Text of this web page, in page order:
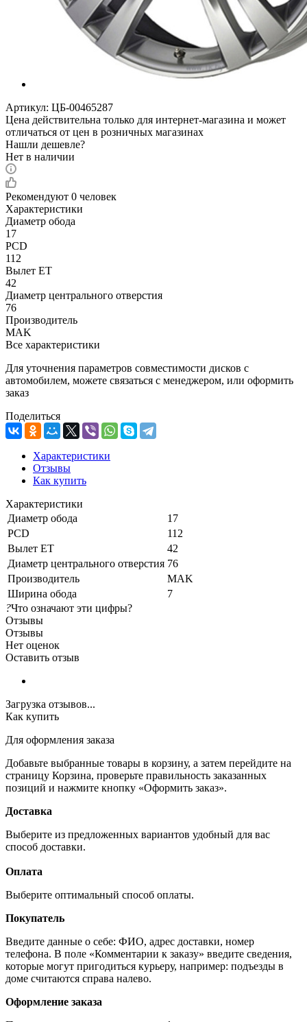
Артикул: ЦБ-00465287
Цена действительна только для интернет-магазина и может
отличаться от цен в розничных магазинах
Нашли дешевле?
Нет в наличии
Рекомендуют 0 человек
Характеристики
Диаметр обода
17
PCD
112
Вылет ET
42
Диаметр центрального отверстия
76
Производитель
MAK
Все характеристики
Для уточнения параметров совместимости дисков с
автомобилем, можете связаться с менеджером, или оформить
заказ
Поделиться
Характеристики
Отзывы
Как купить
Характеристики
Диаметр обода
17
PCD
112
Вылет ET
42
Диаметр центрального отверстия 76
Производитель
MAK
Ширина обода
7
?Что означают эти цифры?
Отзывы
Отзывы
Нет оценок
Оставить отзыв
Загрузка отзывов...
Как купить
Для оформления заказа
Добавьте выбранные товары в корзину, а затем перейдите на
страницу Корзина, проверьте правильность заказанных
позиций и нажмите кнопку «Оформить заказ».
Доставка
Выберите из предложенных вариантов удобный для вас
способ доставки.
Оплата
Выберите оптимальный способ оплаты.
Покупатель
Введите данные о себе: ФИО, адрес доставки, номер
телефона. В поле «Комментарии к заказу» введите сведения,
которые могут пригодиться курьеру, например: подъезды в
доме считаются справа налево.
Оформление заказа